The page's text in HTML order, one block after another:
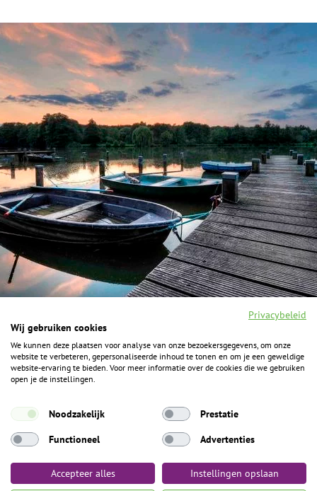
F
a
c
o
o
I
n
s
g
a
Y
o
u
b
P
i
n
ALGEMENE INFORMATIE
Het Geheim over de grens zijn de Duitse vakantieregio’s
Algemene voorwaarden Privacybeleid Toegankelijkheid
Privacybeleid
Wij gebruiken cookies
We kunnen deze plaatsen voor analyse van onze bezoekersgegevens, om onze
website te verbeteren, gepersonaliseerde inhoud te tonen en om je een geweldige
website-ervaring te bieden. Voor meer informatie over de cookies die we gebruiken
open je de instellingen.
Noodzakelijk
Prestatie
Functioneel
Advertenties
Accepteer alles Instellingen opslaan